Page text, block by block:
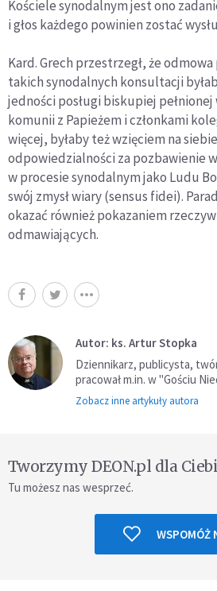
Kościele synodalnym jest ono
i głos każdego powinien zostać
Kard. Grech przestrzegł, że
takich synodalnych konsultacji
jedności posługi biskupiej
komunii z Papieżem i członkami
więcej, byłaby też wzięciem na
odpowiedzialności za pozbawienie
w procesie synodalnym jako Ludu
swój zmysł wiary (sensus fidei).
okazać również pokazaniem
odmawiających.
Autor: ks. Artur Stopka
Dziennikarz, publicysta,
pracował m.in. w "Gościu
Zobacz inne artykuły autora
Tworzymy DEON.pl dla
Tu możesz nas wesprzeć.
WSPOMÓŻ